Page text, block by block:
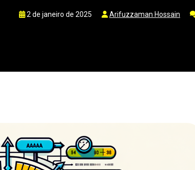
2 de janeiro de 2025 Arifuzzaman Hossain